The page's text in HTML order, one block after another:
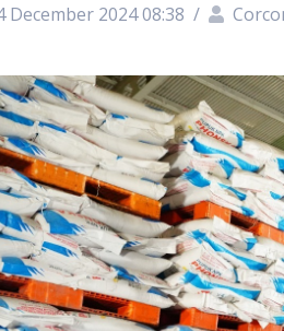
December 2024 08:38 /